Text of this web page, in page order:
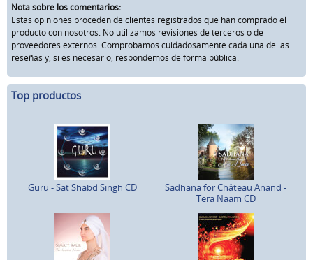
Nota sobre los comentarios:
Estas opiniones proceden de clientes registrados que han comprado el
producto con nosotros. No utilizamos revisiones de terceros o de
proveedores externos. Comprobamos cuidadosamente cada una de las
reseñas y, si es necesario, respondemos de forma pública.
Top productos
Guru - Sat Shabd Singh CD
Sadhana for Château Anand -
Tera Naam CD